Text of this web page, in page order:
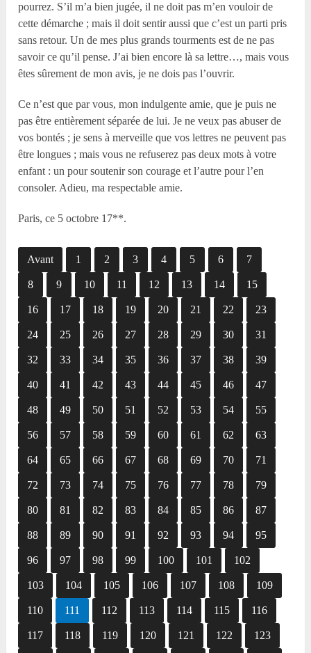
pourrez. S’il m’a bien jugée, il ne doit pas m’en vouloir de
cette démarche ; mais il doit sentir aussi que c’est un parti pris
sans retour. Un de mes plus grands tourments est de ne pas
savoir ce qu’il pense. J’ai bien encore là sa lettre…, mais vous
êtes sûrement de mon avis, je ne dois pas l’ouvrir.
Ce n’est que par vous, mon indulgente amie, que je puis ne
pas être entièrement séparée de lui. Je ne veux pas abuser de
vos bontés ; je sens à merveille que vos lettres ne peuvent pas
être longues ; mais vous ne refuserez pas deux mots à votre
enfant : un pour soutenir son courage et l’autre pour l’en
consoler. Adieu, ma respectable amie.
Paris, ce 5 octobre 17**.
Avant 1 2 3 4 5 6 7
8 9 10 11 12 13 14 15
16 17 18 19 20 21 22 23
24 25 26 27 28 29 30 31
32 33 34 35 36 37 38 39
40 41 42 43 44 45 46 47
48 49 50 51 52 53 54 55
56 57 58 59 60 61 62 63
64 65 66 67 68 69 70 71
72 73 74 75 76 77 78 79
80 81 82 83 84 85 86 87
88 89 90 91 92 93 94 95
96 97 98 99 100 101 102
103 104 105 106 107 108 109
110 111 112 113 114 115 116
117 118 119 120 121 122 123